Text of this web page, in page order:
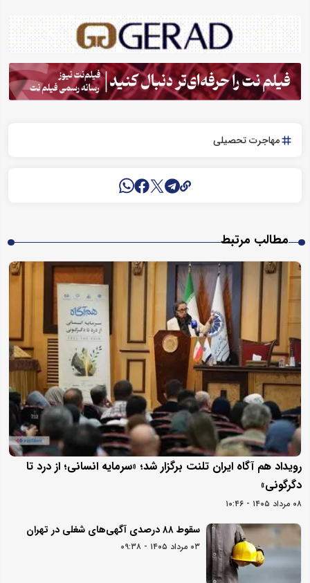
مهاجرت تحصیلی
مطالب مرتبط
رویداد هم آگاه ایران تلنت برگزار شد؛ «سرمایه انسانی؛ از درد تا
دگرگونی»
۰۸ مرداد ۱۴۰۵ - ۱۰:۴۶
سقوط ۸۸ درصدی آگهی‌های شغلی در تهران
۰۳ مرداد ۱۴۰۵ - ۰۹:۳۸